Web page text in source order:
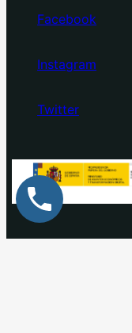
Facebook
Instagram
Twitter